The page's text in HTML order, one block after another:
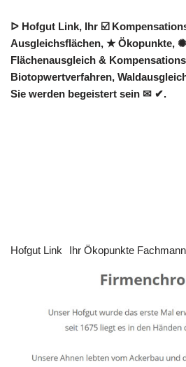
ᐅ Hofgut Link, Ihr ☑️
Ausgleichsflächen, ★ Ökopunkte,
Flächenausgleich &
Biotopwertverfahren,
Sie werden begeistert sein ✉ ✔.
Hofgut Link Ihr Ökopunkte